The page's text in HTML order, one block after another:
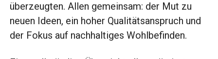
überzeugten. Allen gemeinsam: der Mut zu
neuen Ideen, ein hoher Qualitätsanspruch und
der Fokus auf nachhaltiges Wohlbefinden.